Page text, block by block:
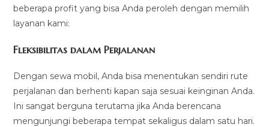
beberapa profit yang bisa Anda peroleh dengan memilih
layanan kami:
Fleksibilitas dalam Perjalanan
Dengan sewa mobil, Anda bisa menentukan sendiri rute
perjalanan dan berhenti kapan saja sesuai keinginan Anda.
Ini sangat berguna terutama jika Anda berencana
mengunjungi beberapa tempat sekaligus dalam satu hari.